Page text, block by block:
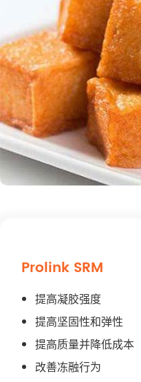
Prolink SRM
提高凝胶强度
提高坚固性和弹性
提高质量并降低成本
改善冻融行为